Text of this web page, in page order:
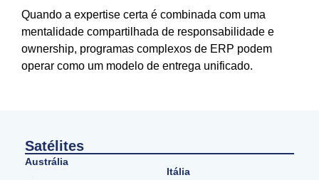
Quando a expertise certa é combinada com uma
mentalidade compartilhada de responsabilidade e
ownership, programas complexos de ERP podem
operar como um modelo de entrega unificado.
Satélites
Austrália
Itália